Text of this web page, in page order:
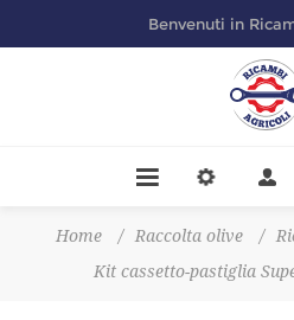
Benvenuti in
Home / Raccolta olive /
Kit cassetto-pastiglia